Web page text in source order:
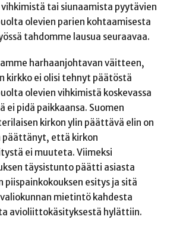
tai siunaamista pyytävien
olevien parien kohtaamisesta
tahdomme lausua seuraavaa.
harhaanjohtavan väitteen,
kirkko ei olisi tehnyt päätöstä
olevien vihkimistä koskevassa
ei pidä paikkaansa. Suomen
kirkon ylin päättävä elin on
päättänyt, että kirkon
ei muuteta. Viimeksi
täysistunto päätti asiasta
piispainkokouksen esitys ja sitä
mietintö kahdesta
avioliittokäsityksestä hylättiin.